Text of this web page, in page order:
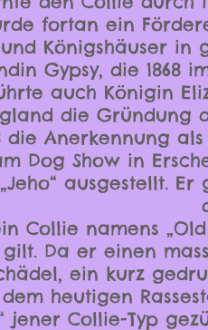
fortan ein
Königshäuser in
Gypsy, die 1868
auch Königin
die Gründung
die Anerkennung
Dog Show in
ausgestellt.
Collie namens
Da er einen
ein kurz
heutigen
jener Collie-Typ